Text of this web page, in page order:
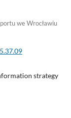
we Wrocławiu
strategy